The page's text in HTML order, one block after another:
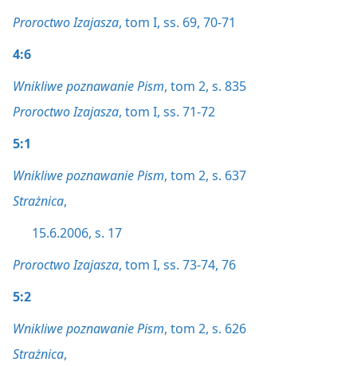
Proroctwo Izajasza, tom I, ss. 69, 70-71
4:6
Wnikliwe poznawanie Pism, tom 2, s. 835
Proroctwo Izajasza, tom I, ss. 71-72
5:1
Wnikliwe poznawanie Pism, tom 2, s. 637
Strażnica,
15.6.2006, s. 17
Proroctwo Izajasza, tom I, ss. 73-74, 76
5:2
Wnikliwe poznawanie Pism, tom 2, s. 626
Strażnica,